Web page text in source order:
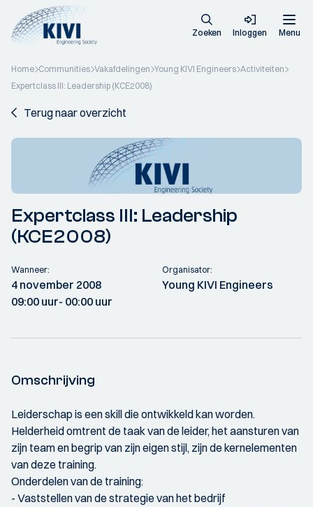
Zoeken Inloggen Menu
Home Communities Vakafdelingen Young KIVI Engineers Activiteiten
Expertclass III: Leadership (KCE2008)
Terug naar overzicht
Expertclass III: Leadership
(KCE2008)
Wanneer:
4 november 2008
09:00 uur- 00:00 uur
Organisator:
Young KIVI Engineers
Omschrijving
Leiderschap is een skill die ontwikkeld kan worden.
Helderheid omtrent de taak van de leider, het aansturen van
zijn team en begrip van zijn eigen stijl, zijn de kernelementen
van deze training.
Onderdelen van de training:
- Vaststellen van de strategie van het bedrijf